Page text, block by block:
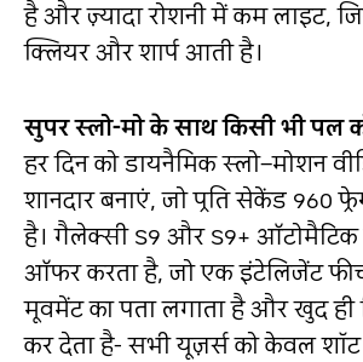
है और ज़्यादा रोशनी में कम लाइट,
क्लियर और शार्प आती है।
सुपर स्लो-मो के साथ किसी भी पल
हर दिन को डायनैमिक स्‍लो–मोशन
शानदार बनाएं, जो प्रति सेकेंड 960
है। गैलेक्सी S9 और S9+ ऑटोमैटिक
ऑफर करता है, जो एक इंटेलिजेंट
मूवमेंट का पता लगाता है और खुद ही
कर देता है- सभी यूज़र्स को केवल